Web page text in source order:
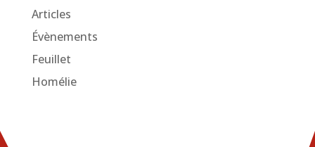
Articles
Évènements
Feuillet
Homélie